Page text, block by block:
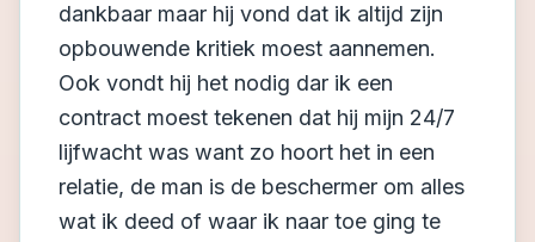
dankbaar maar hij vond dat ik altijd zijn
opbouwende kritiek moest aannemen.
Ook vondt hij het nodig dar ik een
contract moest tekenen dat hij mijn 24/7
lijfwacht was want zo hoort het in een
relatie, de man is de beschermer om alles
wat ik deed of waar ik naar toe ging te